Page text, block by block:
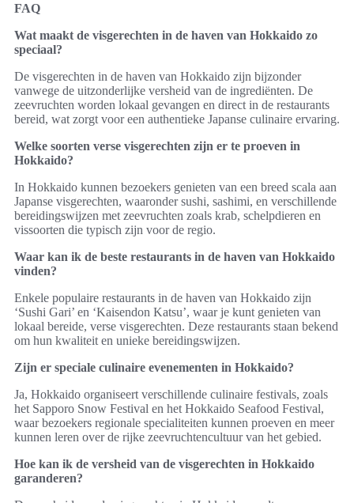
FAQ
Wat maakt de visgerechten in de haven van Hokkaido zo
speciaal?
De visgerechten in de haven van Hokkaido zijn bijzonder
vanwege de uitzonderlijke versheid van de ingrediënten. De
zeevruchten worden lokaal gevangen en direct in de restaurants
bereid, wat zorgt voor een authentieke Japanse culinaire ervaring.
Welke soorten verse visgerechten zijn er te proeven in
Hokkaido?
In Hokkaido kunnen bezoekers genieten van een breed scala aan
Japanse visgerechten, waaronder sushi, sashimi, en verschillende
bereidingswijzen met zeevruchten zoals krab, schelpdieren en
vissoorten die typisch zijn voor de regio.
Waar kan ik de beste restaurants in de haven van Hokkaido
vinden?
Enkele populaire restaurants in de haven van Hokkaido zijn
‘Sushi Gari’ en ‘Kaisendon Katsu’, waar je kunt genieten van
lokaal bereide, verse visgerechten. Deze restaurants staan bekend
om hun kwaliteit en unieke bereidingswijzen.
Zijn er speciale culinaire evenementen in Hokkaido?
Ja, Hokkaido organiseert verschillende culinaire festivals, zoals
het Sapporo Snow Festival en het Hokkaido Seafood Festival,
waar bezoekers regionale specialiteiten kunnen proeven en meer
kunnen leren over de rijke zeevruchtencultuur van het gebied.
Hoe kan ik de versheid van de visgerechten in Hokkaido
garanderen?